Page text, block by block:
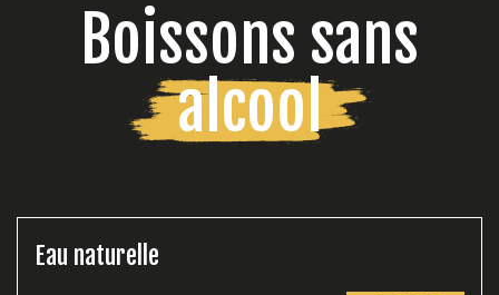
Boissons sans
alcool
Eau naturelle